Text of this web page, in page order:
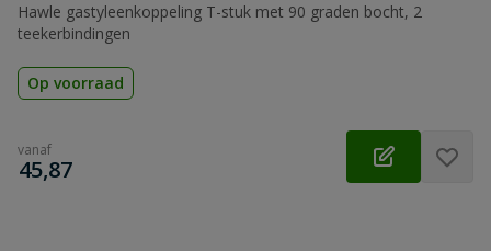
Hawle gastyleenkoppeling T-stuk met 90 graden bocht, 2
teekerbindingen
Op voorraad
vanaf
€
45,87